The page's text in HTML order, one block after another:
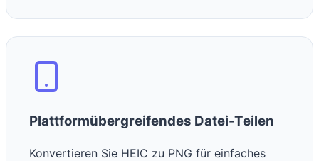
Plattformübergreifendes Datei-Teilen
Konvertieren Sie HEIC zu PNG für einfaches